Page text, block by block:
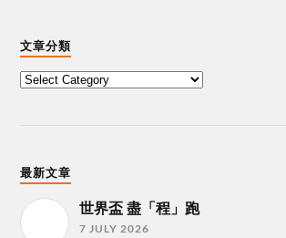
文章分類
最新文章
世界盃 盡「程」跑
7 JULY 2026